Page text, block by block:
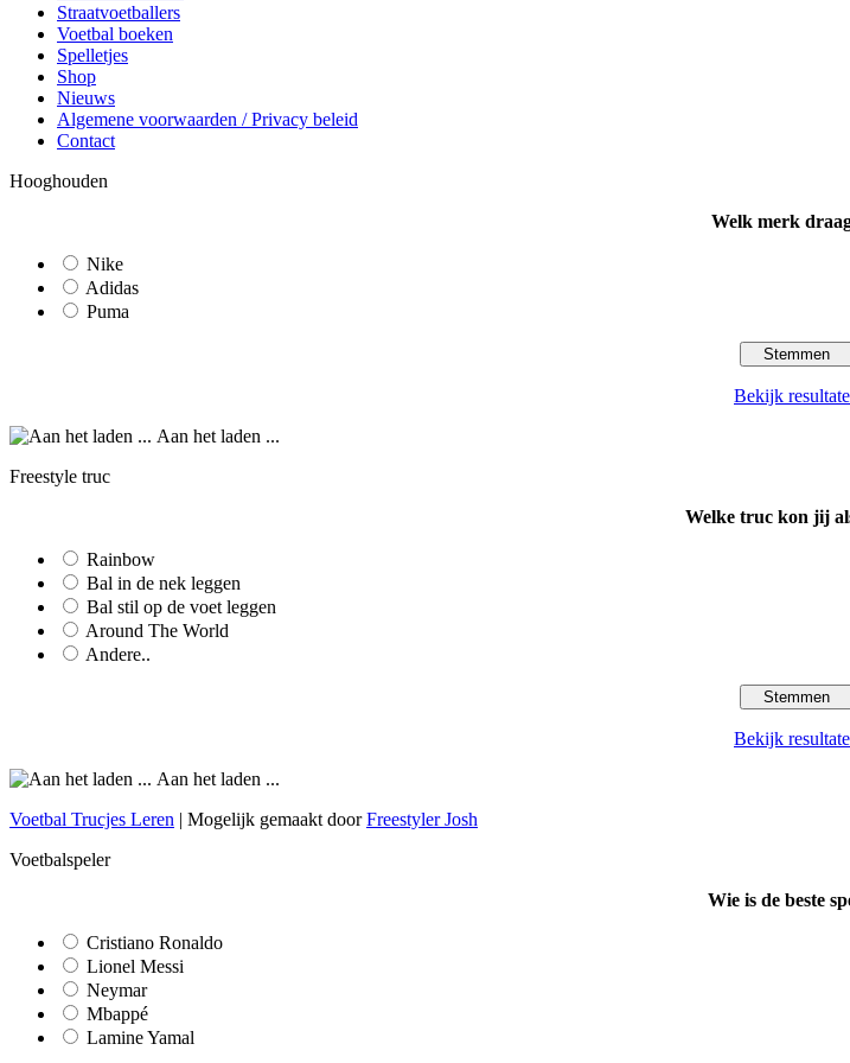
Straatvoetballers
Voetbal boeken
Spelletjes
Shop
Nieuws
Algemene voorwaarden / Privacy beleid
Contact
Hooghouden
Welk merk
Nike
Adidas
Puma
Bekijk
Aan het laden ...
Freestyle truc
Welke truc kon jij
Rainbow
Bal in de nek leggen
Bal stil op de voet leggen
Around The World
Andere..
Bekijk
Aan het laden ...
Voetbal Trucjes Leren | Mogelijk gemaakt doorFreestyler Josh
Voetbalspeler
Wie is de beste
Cristiano Ronaldo
Lionel Messi
Neymar
Mbappé
Lamine Yamal